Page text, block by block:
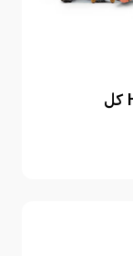
الفيديو وكيف يحل هاتف HONOR 50 كل